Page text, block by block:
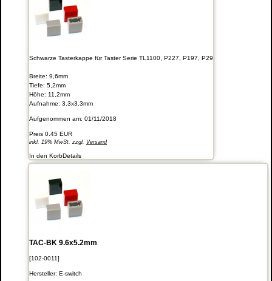
Schwarze Tasterkappe für Taster Serie TL1100, P227, P197, P29
Breite: 9,6mm
Tiefe: 5,2mm
Höhe: 11,2mm
Aufnahme: 3.3x3.3mm
Aufgenommen am: 01/11/2018
Preis 0.45 EUR
inkl. 19% MwSt. zzgl. Versand
In den KorbDetails
TAC-BK 9.6x5.2mm
[102-0011]
Hersteller: E-switch